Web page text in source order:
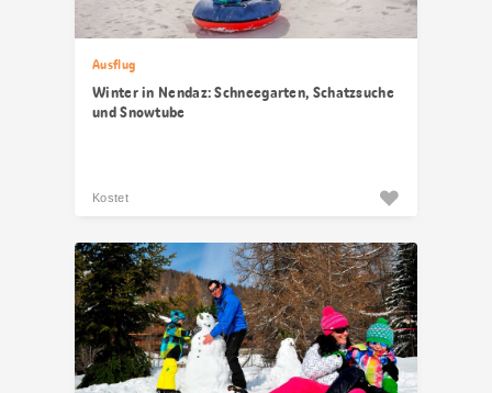
Ausflug
Winter in Nendaz: Schneegarten, Schatzsuche
und Snowtube
Kostet